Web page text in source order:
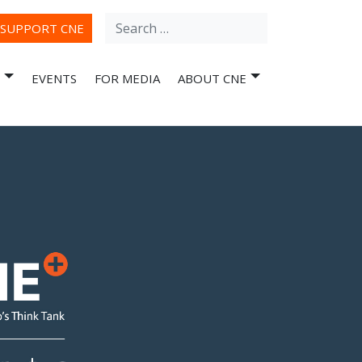
SUPPORT CNE
Search
EVENTS FOR MEDIA ABOUT CNE